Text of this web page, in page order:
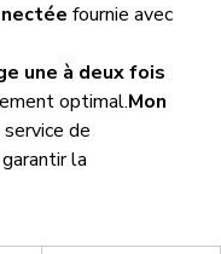
fournie avec
une à deux fois
optimal.Mon
de
la